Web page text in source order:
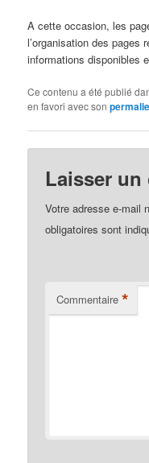
A cette occasion, les
l’organisation des pages
informations disponibles
Ce contenu a été publié
en favori avec son
Laisser un
Votre adresse e-mail
obligatoires sont
Commentaire *